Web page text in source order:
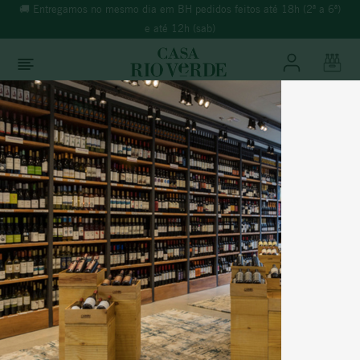
até 18h (2ª a 6ª) 🚚 Entregamos no mesmo dia em BH pedidos feitos até
O que você está buscando?
Sivipa
Filtrar
TERMOS MAIS BUSCADOS
1º
morande
2º
espumante
3
ricominciare
4
reina ana
5º
vinho tinto
º
synera
7º
branco